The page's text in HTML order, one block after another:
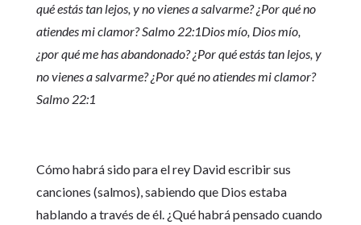
qué estás tan lejos, y no vienes a salvarme? ¿Por qué no
atiendes mi clamor? Salmo 22:1Dios mío, Dios mío,
¿por qué me has abandonado? ¿Por qué estás tan lejos, y
no vienes a salvarme? ¿Por qué no atiendes mi clamor?
Salmo 22:1
Cómo habrá sido para el rey David escribir sus
canciones (salmos), sabiendo que Dios estaba
hablando a través de él. ¿Qué habrá pensado cuando